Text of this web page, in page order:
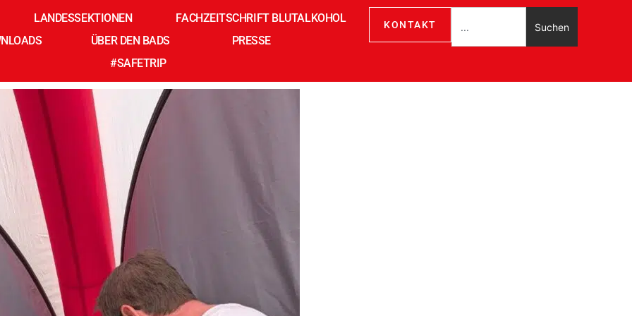
LANDESSEKTIONEN
FACHZEITSCHRIFT BLUTALKOHOL
ÜBER DEN BADS
PRESSE
#SAFETRIP
KONTAKT Suchen
Süd